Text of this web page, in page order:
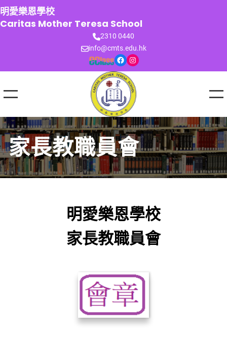
跳
至
主
明愛樂恩學校
Caritas Mother Teresa School
2310 0440
info@cmts.edu.hk
Facebook Instagram
家長教職員會
明愛樂恩學校
家長教職員會